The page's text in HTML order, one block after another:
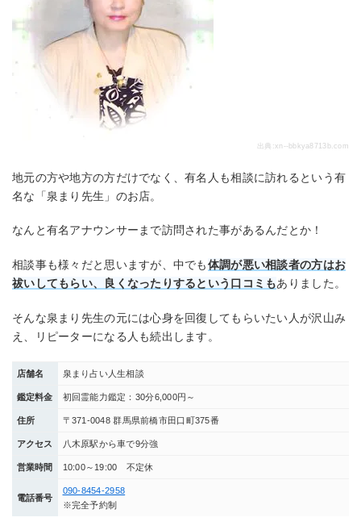
出典:xn--bbkya8713b.com
地元の方や地方の方だけでなく、有名人も相談に訪れるという有
名な「泉まり先生」のお店。
なんと有名アナウンサーまで訪問された事があるんだとか！
相談事も様々だと思いますが、中でも体調が悪い相談者の方はお
祓いしてもらい、良くなったりするという口コミもありました。
そんな泉まり先生の元には心身を回復してもらいたい人が沢山み
え、リピーターになる人も続出します。
店舗名 泉まり占い人生相談
鑑定料金 初回霊能力鑑定：30分6,000円～
住所 〒371-0048 群馬県前橋市田口町375番
アクセス 八木原駅から車で9分強
営業時間 10:00～19:00 不定休
電話番号
090-8454-2958
※完全予約制